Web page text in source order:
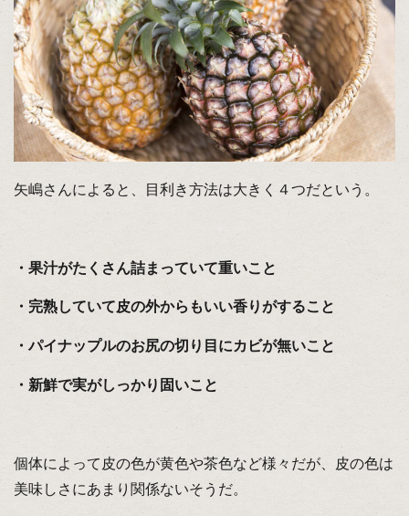
矢嶋さんによると、目利き方法は大きく４つだという。
・果汁がたくさん詰まっていて重いこと
・完熟していて皮の外からもいい香りがすること
・パイナップルのお尻の切り目にカビが無いこと
・新鮮で実がしっかり固いこと
個体によって皮の色が黄色や茶色など様々だが、皮の色は
美味しさにあまり関係ないそうだ。